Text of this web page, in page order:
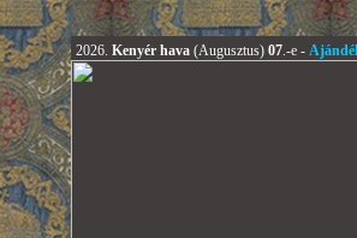
2026. Kenyér hava(Augusztus)07.-e -